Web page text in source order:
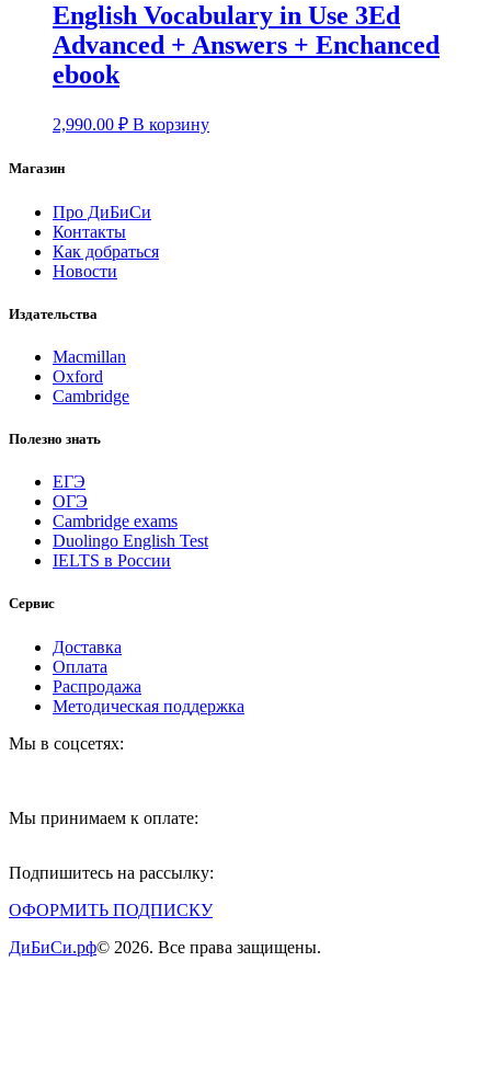
English Vocabulary in Use 3Ed
Advanced + Answers + Enchanced
ebook
2,990.00 ₽ В корзину
Магазин
Про ДиБиСи
Контакты
Как добраться
Новости
Издательства
Macmillan
Oxford
Cambridge
Полезно знать
ЕГЭ
ОГЭ
Cambridge exams
Duolingo English Test
IELTS в России
Сервис
Доставка
Оплата
Распродажа
Методическая поддержка
Мы в соцсетях:
Мы принимаем к оплате:
Подпишитесь на рассылку:
ОФОРМИТЬ ПОДПИСКУ
ДиБиСи.рф© 2026. Все права защищены.